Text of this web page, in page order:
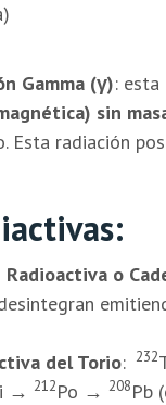
Gamma (γ): esta
sin
Esta radiación
Radioactiva o
del Torio: 232
→ 212Po → 208Pb